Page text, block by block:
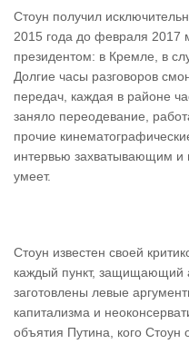
Стоун получил
2015 года до февраля 2017
президентом: в Кремле, в
Долгие часы разговоров
передач, каждая в районе
заняло переодевание,
прочие
интервью захватывающим и
умеет.
Стоун известен своей
каждый пункт, защищающий
заготовлены левые
капитализма и
объятия Путина, кого